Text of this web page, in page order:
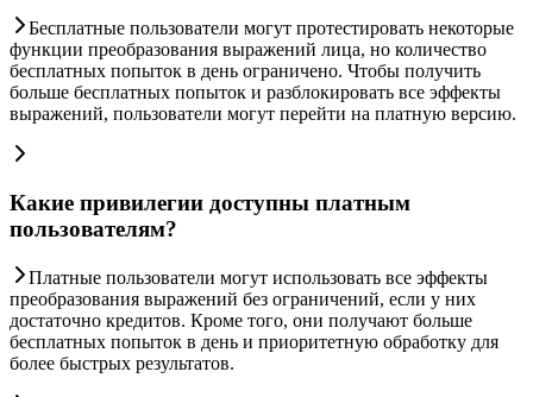
Бесплатные пользователи могут протестировать некоторые
функции преобразования выражений лица, но количество
бесплатных попыток в день ограничено. Чтобы получить
больше бесплатных попыток и разблокировать все эффекты
выражений, пользователи могут перейти на платную версию.
Какие привилегии доступны платным
пользователям?
Платные пользователи могут использовать все эффекты
преобразования выражений без ограничений, если у них
достаточно кредитов. Кроме того, они получают больше
бесплатных попыток в день и приоритетную обработку для
более быстрых результатов.